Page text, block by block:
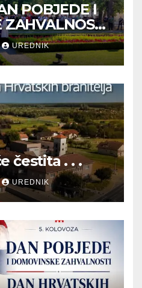
POBJEDE I
ZAHVALNOSTI
UREDNIK
čestita . . .
UREDNIK